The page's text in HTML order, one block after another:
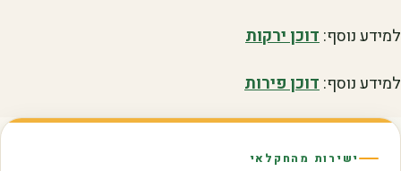
למידע נוסף:דוכן ירקות
למידע נוסף:דוכן פירות
ישירות מהחקלאי